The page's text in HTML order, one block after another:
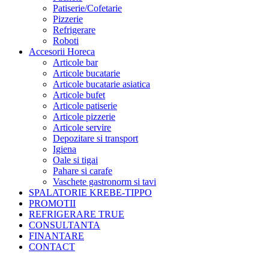
Patiserie/Cofetarie
Pizzerie
Refrigerare
Roboti
Accesorii Horeca
Articole bar
Articole bucatarie
Articole bucatarie asiatica
Articole bufet
Articole patiserie
Articole pizzerie
Articole servire
Depozitare si transport
Igiena
Oale si tigai
Pahare si carafe
Vaschete gastronorm si tavi
SPALATORIE KREBE-TIPPO
PROMOTII
REFRIGERARE TRUE
CONSULTANTA
FINANTARE
CONTACT